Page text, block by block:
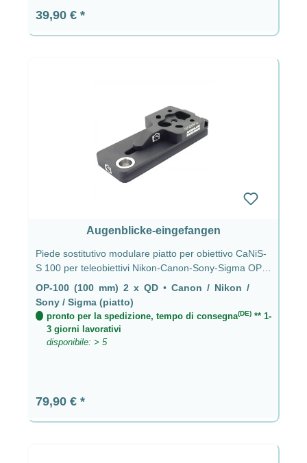
Prezzo normale:
39,90 €
Augenblicke-eingefangen
Piede sostitutivo modulare piatto per obiettivo CaNiS-
S 100 per teleobiettivi Nikon-Canon-Sony-Sigma OP-
100 (100 mm) 2 x QD - CaNiS-S (piatto)
OP-100 (100 mm) 2 x QD • Canon / Nikon /
Sony / Sigma (piatto)
pronto per la spedizione, tempo di consegna(DE)** 1-
3 giorni lavorativi
disponibile: > 5
Prezzo normale:
79,90 €